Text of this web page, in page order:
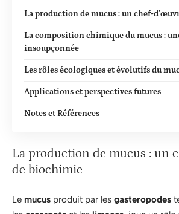
La production de mucus : un chef-
La composition chimique du mucus :
insoupçonnée
Les rôles écologiques et évolutifs du
Applications et perspectives futures
Notes et Références
La production de mucus : un
de biochimie
Le mucus produit par les gasteropodes